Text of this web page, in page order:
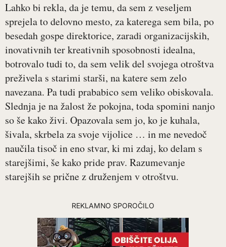
Lahko bi rekla, da je temu, da sem z veseljem
sprejela to delovno mesto, za katerega sem bila, po
besedah gospe direktorice, zaradi organizacijskih,
inovativnih ter kreativnih sposobnosti idealna,
botrovalo tudi to, da sem velik del svojega otroštva
preživela s starimi starši, na katere sem zelo
navezana. Pa tudi prababico sem veliko obiskovala.
Slednja je na žalost že pokojna, toda spomini nanjo
so še kako živi. Opazovala sem jo, ko je kuhala,
šivala, skrbela za svoje vijolice … in me nevedoč
naučila tisoč in eno stvar, ki mi zdaj, ko delam s
starejšimi, še kako pride prav. Razumevanje
starejših se prične z druženjem v otroštvu.
REKLAMNO SPOROČILO